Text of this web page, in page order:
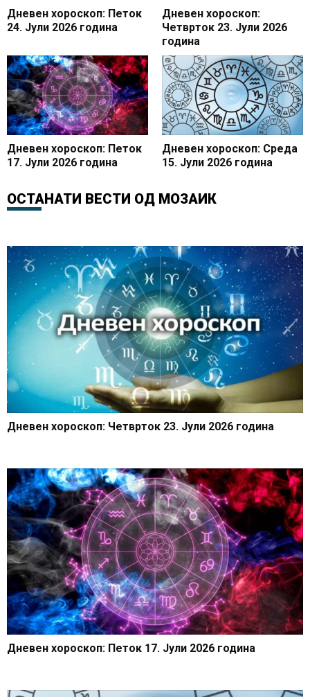
Дневен хороскоп: Петок
24. Јули 2026 година
Дневен хороскоп:
Четврток 23. Јули 2026
година
Дневен хороскоп: Петок
17. Јули 2026 година
Дневен хороскоп: Среда
15. Јули 2026 година
ОСТАНАТИ ВЕСТИ ОД МОЗАИК
Дневен хороскоп: Четврток 23. Јули 2026 година
Дневен хороскоп: Петок 17. Јули 2026 година